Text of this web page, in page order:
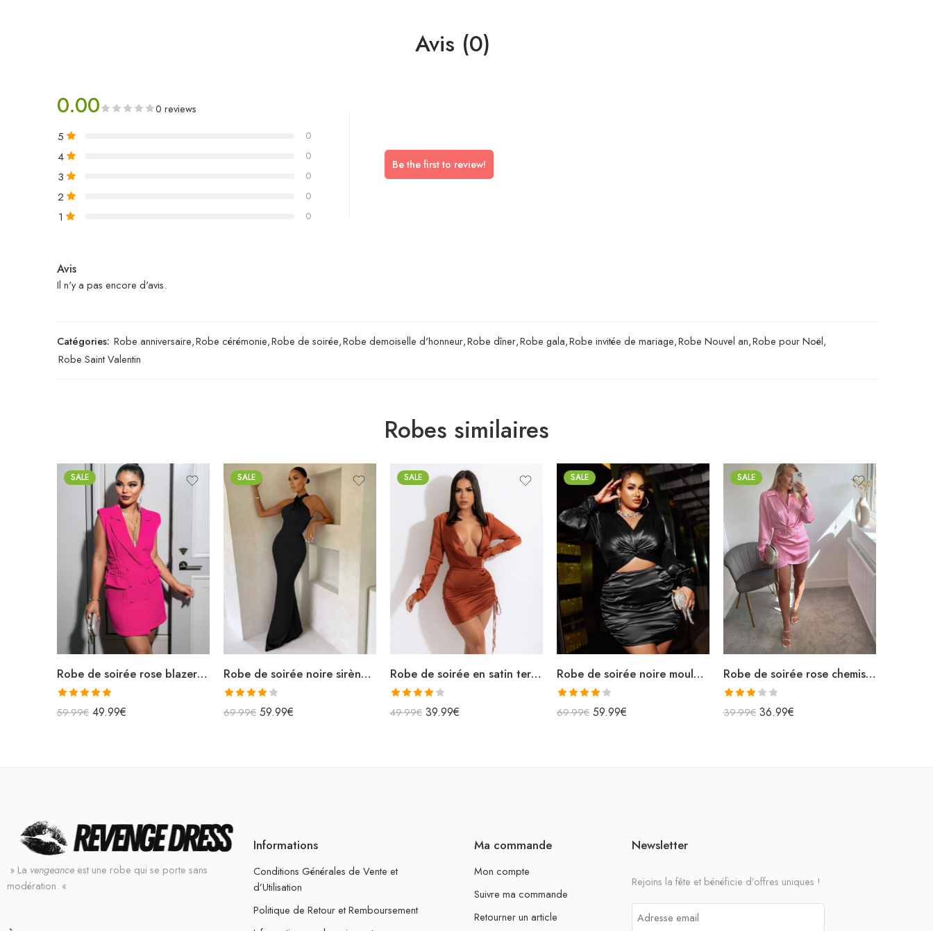
Avis (0)
0.00 0 reviews
5 0
4 0
3 0
2 0
1 0
Be the first to review!
Avis
Il n'y a pas encore d'avis.
Catégories: Robe anniversaire,Robe cérémonie,Robe de soirée,Robe demoiselle d'honneur,Robe dîner,Robe gala,Robe invitée de mariage,Robe Nouvel an,Robe pour Noël,
Robe Saint Valentin
Robes similaires
SALE
Robe de soirée rose blazer courte sans manches
Note5.00
sur 5
59.99€ 49.99€
SALE
Robe de soirée noire sirène longue bretelles croisées
Note
4.00sur
69.99€ 59.99€
SALE
Robe de soirée en satin terracotta courte moulante
Note
4.00sur
49.99€ 39.99€
SALE
Robe de soirée noire moulante en satin grande taille
Note
4.00sur
69.99€ 59.99€
SALE
Robe de soirée rose chemisier en satin
Note
3.00
39.99€ 36.99€
» La vengeance est une robe qui se porte sans
modération. «
Informations
Conditions Générales de Vente et
d’Utilisation
Politique de Retour et Remboursement
Ma commande
Mon compte
Suivre ma commande
Retourner un article
Newsletter
Rejoins la fête et bénéficie d’offres uniques !